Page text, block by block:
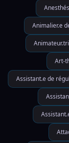
Animalier.e
Art-
Assistant.e de